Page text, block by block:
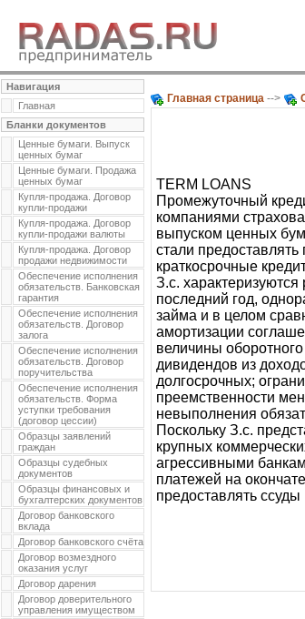
Навигация
Главная
Бланки документов
Ценные бумаги. Выпуск
ценных бумаг
Ценные бумаги. Продажа
ценных бумаг
Купля-продажа. Договор
купли-продажи
Купля-продажа. Договор
купли-продажи валюты
Купля-продажа. Договор
продажи недвижимости
Обеспечение исполнения
обязательств. Банковская
гарантия
Обеспечение исполнения
обязательств. Договор
залога
Обеспечение исполнения
обязательств. Договор
поручительства
Обеспечение исполнения
обязательств. Форма
уступки требования
(договор цессии)
Образцы заявлений
граждан
Образцы судебных
документов
Образцы финансовых и
бухгалтерских документов
Договор банковского
вклада
Договор банковского счёта
Договор возмездного
оказания услуг
Договор дарения
Договор доверительного
управления имуществом
Главная страница -->
TERM LOANS
Промежуточный
компаниями
выпуском ценных
стали
краткосрочные
З.с.
последний год,
займа и в целом
амортизации
величины
дивидендов из
долгосрочных;
преемственности
невыполнения
Поскольку З.с.
крупных
агрессивными
платежей на
предоставлять